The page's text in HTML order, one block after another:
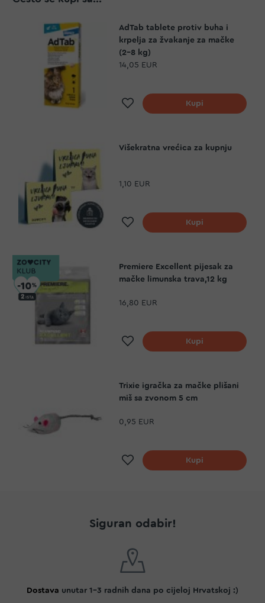
AdTab tablete protiv buha i
krpelja za žvakanje za mačke
(2-8 kg)
14,05 EUR
Dodaj na listu želja
Kupi
Višekratna vrećica za kupnju
1,10 EUR
Dodaj na listu želja
Kupi
Premiere Excellent pijesak za
mačke limunska trava,12 kg
16,80 EUR
Dodaj na listu želja
Kupi
Trixie igračka za mačke plišani
miš sa zvonom 5 cm
0,95 EUR
Dodaj na listu želja
Kupi
Siguran odabir!
Dostava unutar 1-3 radnih dana po cijeloj Hrvatskoj :)